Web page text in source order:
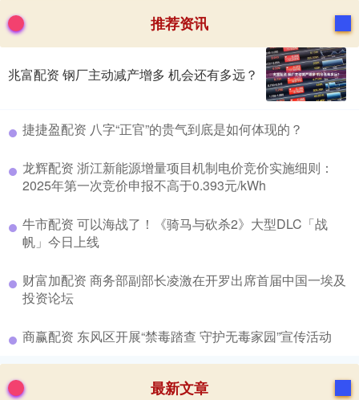
推荐资讯
兆富配资 钢厂主动减产增多 机会还有多远？
​捷捷盈配资 八字“正官”的贵气到底是如何体现的？
​龙辉配资 浙江新能源增量项目机制电价竞价实施细则：
2025年第一次竞价申报不高于0.393元/kWh
​牛市配资 可以海战了！《骑马与砍杀2》大型DLC「战
帆」今日上线
​财富加配资 商务部副部长凌激在开罗出席首届中国一埃及
投资论坛
​商赢配资 东风区开展“禁毒踏查 守护无毒家园”宣传活动
最新文章